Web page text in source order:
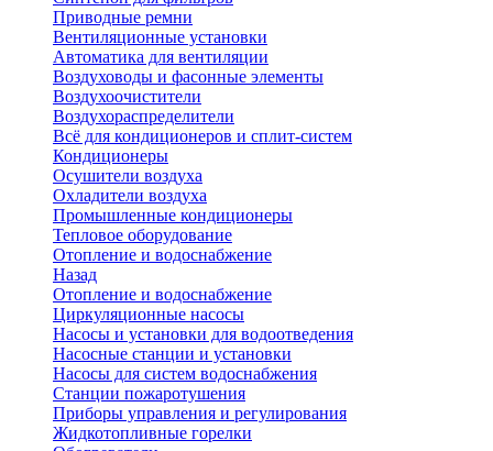
Приводные ремни
Вентиляционные установки
Автоматика для вентиляции
Воздуховоды и фасонные элементы
Воздухоочистители
Воздухораспределители
Всё для кондиционеров и сплит-систем
Кондиционеры
Осушители воздуха
Охладители воздуха
Промышленные кондиционеры
Тепловое оборудование
Отопление и водоснабжение
Назад
Отопление и водоснабжение
Циркуляционные насосы
Насосы и установки для водоотведения
Насосные станции и установки
Насосы для систем водоснабжения
Станции пожаротушения
Приборы управления и регулирования
Жидкотопливные горелки